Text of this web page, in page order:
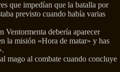
que impedían que la batalla por
previsto cuando había varias
Ventormenta debería aparecer
la misión «Hora de matar» y has
mago al combate cuando concluye